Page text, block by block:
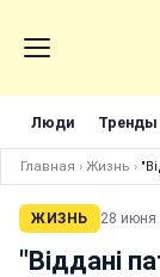
Люди Тренды
Главная › Жизнь ›
ЖИЗНЬ 28 июня
"Віддані